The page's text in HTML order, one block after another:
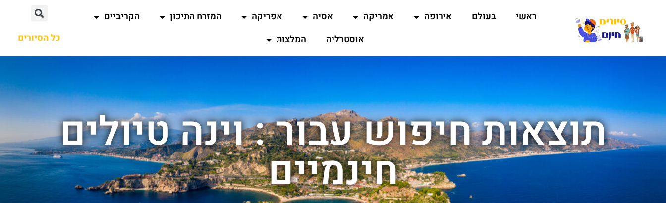
ראשי בעולם אירופה אמריקה אסיה אפריקה המזרח התיכון
הקריביים
אוסטרליה
המלצות כל הסיורים
תוצאות חיפוש עבור : וינה טיולים
חינמיים